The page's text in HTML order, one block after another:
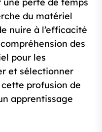
du matériel
nuire à l’efficacité
des
pour les
et sélectionner
profusion de
apprentissage